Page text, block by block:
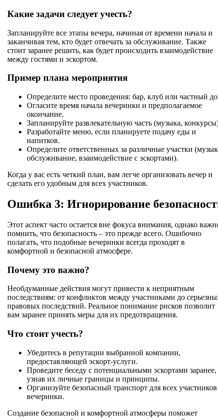
Какие задачи следует учесть?
Запланируйте все этапы вечера, начиная от времени начала и
заканчивая тем, кто будет отвечать за обслуживание. Также
стоит заранее решить, как будет происходить взаимодействие
между гостями и эскортом.
Пример плана мероприятия
Определите место проведения: бар, клуб или частный
Огласите время начала вечеринки и предполагаемое
окончание.
Запланируйте развлекательную часть (музыка,
Разработайте меню, если планируете подачу еды и
напитков.
Определите ответственных за различные участки
обслуживание, взаимодействие с эскортами).
Когда у вас есть четкий план, вам легче организовать вечер и
сделать его удобным для всех участников.
Ошибка 3: Игнорирование
Этот аспект часто остается вне фокуса внимания, однако
помнить, что безопасность – это прежде всего. Ошибочно
полагать, что подобные вечеринки всегда проходят в
комфортной и безопасной атмосфере.
Почему это важно?
Необдуманные действия могут привести к неприятным
последствиям: от конфликтов между участниками до
правовых последствий. Реальное понимание рисков позволит
вам заранее принять меры для их предотвращения.
Что стоит учесть?
Убедитесь в репутации выбранной компании,
предоставляющей эскорт-услуги.
Проведите беседу с потенциальными эскортами заранее,
узнав их личные границы и принципы.
Организуйте безопасный транспорт для всех участников
вечеринки.
Создание безопасной и комфортной атмосферы поможет